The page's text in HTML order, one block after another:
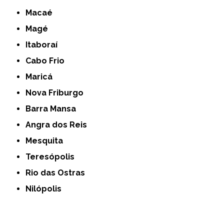
Macaé
Magé
Itaboraí
Cabo Frio
Maricá
Nova Friburgo
Barra Mansa
Angra dos Reis
Mesquita
Teresópolis
Rio das Ostras
Nilópolis